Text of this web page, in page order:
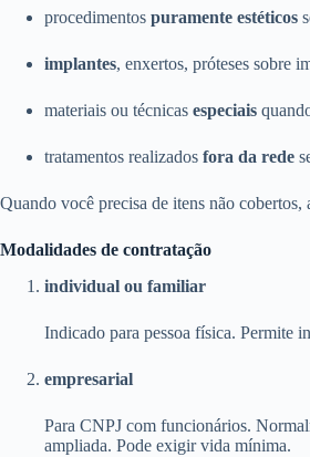
procedimentos puramente estéticos
implantes, enxertos, próteses sobre
materiais ou técnicas especiais
tratamentos realizados fora da rede
Quando você precisa de itens não
Modalidades de contratação
individual ou familiar
Indicado para pessoa física. Permite
empresarial
Para CNPJ com funcionários.
ampliada. Pode exigir vida mínima.